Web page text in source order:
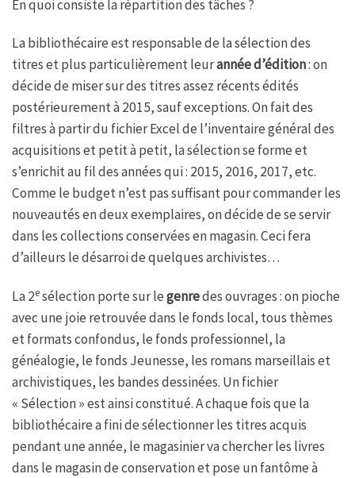
En quoi consiste la répartition des tâches ?
La bibliothécaire est responsable de la sélection des
titres et plus particulièrement leurannée d’édition: on
décide de miser sur des titres assez récents édités
postérieurement à 2015, sauf exceptions. On fait des
filtres à partir du fichier Excel de l’inventaire général des
acquisitions et petit à petit, la sélection se forme et
s’enrichit au fil des années qui : 2015, 2016, 2017, etc.
Comme le budget n’est pas suffisant pour commander les
nouveautés en deux exemplaires, on décide de se servir
dans les collections conservées en magasin. Ceci fera
d’ailleurs le désarroi de quelques archivistes…
La 2esélection porte sur legenredes ouvrages : on pioche
avec une joie retrouvée dans le fonds local, tous thèmes
et formats confondus, le fonds professionnel, la
généalogie, le fonds Jeunesse, les romans marseillais et
archivistiques, les bandes dessinées. Un fichier
« Sélection » est ainsi constitué. A chaque fois que la
bibliothécaire a fini de sélectionner les titres acquis
pendant une année, le magasinier va chercher les livres
dans le magasin de conservation et pose un fantôme à